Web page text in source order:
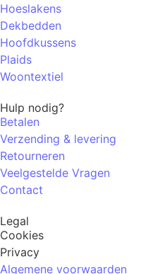
Hoeslakens
Dekbedden
Hoofdkussens
Plaids
Woontextiel
Hulp nodig?
Betalen
Verzending & levering
Retourneren
Veelgestelde Vragen
Contact
Legal
Cookies
Privacy
Algemene voorwaarden